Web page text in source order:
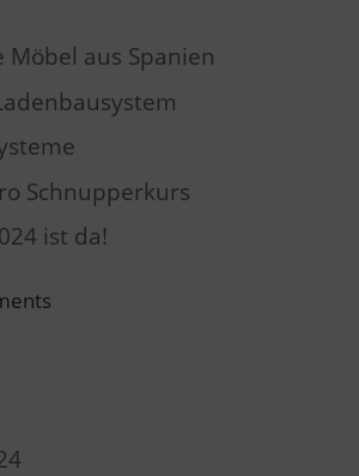
Möbel aus Spanien
Schnupperkurs
ist da!